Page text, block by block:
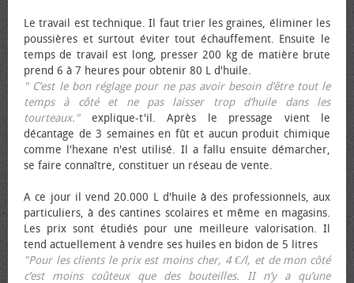
Le travail est technique. Il faut trier les graines, éliminer les
poussières et surtout éviter tout échauffement. Ensuite le
temps de travail est long, presser 200 kg de matière brute
prend 6 à 7 heures pour obtenir 80 L d'huile.
" C’est le bon réglage pour ne pas avoir besoin d’être tout le
temps à côté et ne pas laisser trop d’huile dans les
tourteaux."explique-t'il. Après le pressage vient le
décantage de 3 semaines en fût et aucun produit chimique
comme l'hexane n'est utilisé. Il a fallu ensuite démarcher,
se faire connaître, constituer un réseau de vente.
A ce jour il vend 20.000 L d'huile à des professionnels, aux
particuliers, à des cantines scolaires et même en magasins.
Les prix sont étudiés pour une meilleure valorisation. Il
tend actuellement à vendre ses huiles en bidon de 5 litres
"Pour les clients le prix est moins cher, 4 €/l, et de mon côté
c’est moins coûteux que des bouteilles. II n’y a qu’une